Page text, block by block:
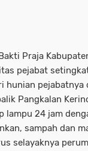
Praja
pejabat
hunian pejabatnya
Pangkalan
lampu 24 jam
sampah dan
selayaknya